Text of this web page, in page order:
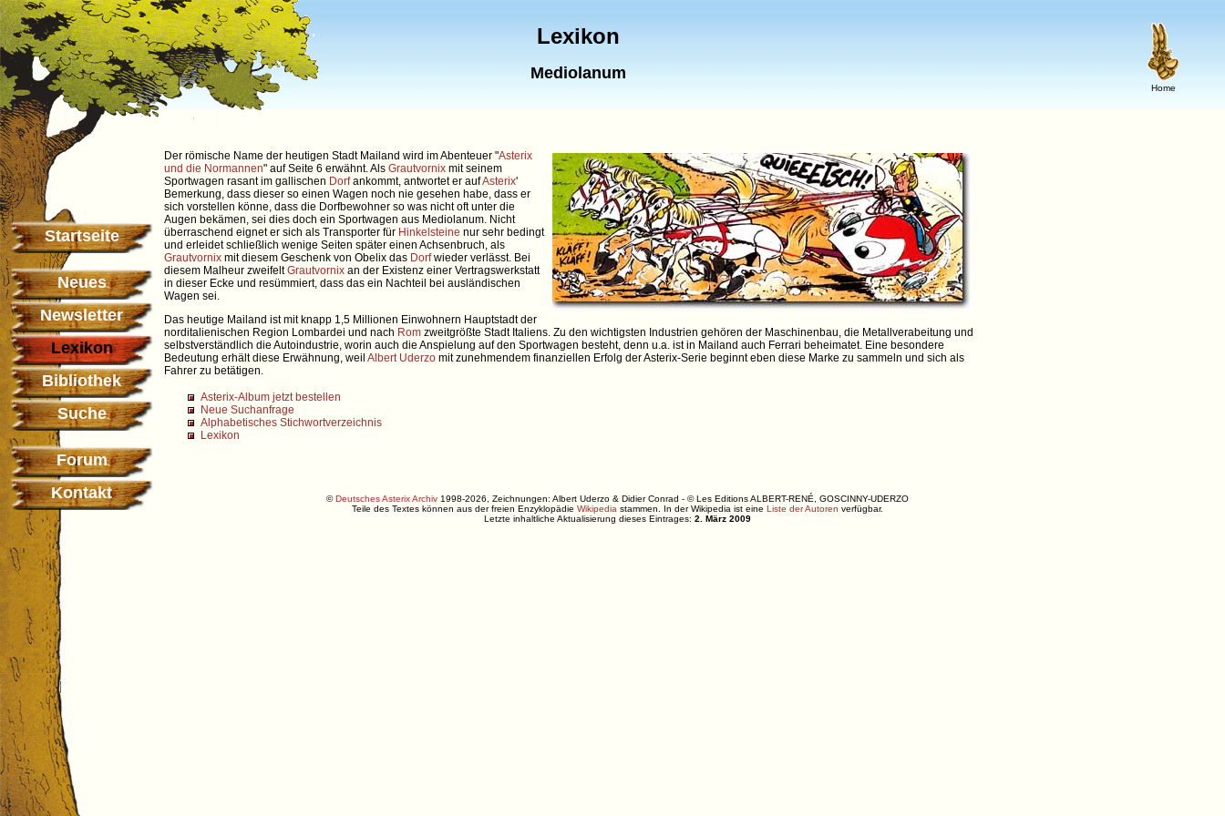
Home
Lexikon
Mediolanum
Startseite
Neues
Newsletter
Lexikon
Bibliothek
Suche
Forum
Kontakt
Der römische Name der heutigen Stadt Mailand wird im Abenteuer "Asterix
und die Normannen" auf Seite 6 erwähnt. Als Grautvornix mit seinem
Sportwagen rasant im gallischen Dorfankommt, antwortet er aufAsterix'
Bemerkung, dass dieser so einen Wagen noch nie gesehen habe, dass er
sich vorstellen könne, dass die Dorfbewohner so was nicht oft unter die
Augen bekämen, sei dies doch ein Sportwagen aus Mediolanum. Nicht
überraschend eignet er sich als Transporter für Hinkelsteine nur sehr bedingt
und erleidet schließlich wenige Seiten später einen Achsenbruch, als
Grautvornix mit diesem Geschenk von Obelix das Dorfwieder verlässt. Bei
diesem Malheur zweifeltGrautvornix an der Existenz einer Vertragswerkstatt
in dieser Ecke und resümmiert, dass das ein Nachteil bei ausländischen
Wagen sei.
Das heutige Mailand ist mit knapp 1,5 Millionen Einwohnern Hauptstadt der
norditalienischen Region Lombardei und nach Rom zweitgrößte Stadt Italiens. Zu den wichtigsten Industrien gehören der Maschinenbau, die Metallverabeitung und
selbstverständlich die Autoindustrie, worin auch die Anspielung auf den Sportwagen besteht, denn u.a. ist in Mailand auch Ferrari beheimatet. Eine besondere
Bedeutung erhält diese Erwähnung, weil Albert Uderzo mit zunehmendem finanziellen Erfolg der Asterix-Serie beginnt eben diese Marke zu sammeln und sich als
Fahrer zu betätigen.
Asterix-Album jetzt bestellen
Neue Suchanfrage
Alphabetisches Stichwortverzeichnis
Lexikon
©Deutsches Asterix Archiv1998-2026, Zeichnungen: Albert Uderzo & Didier Conrad - © Les Editions ALBERT-RENÉ, GOSCINNY-UDERZO
Teile des Textes können aus der freien Enzyklopädie Wikipedia stammen. In der Wikipedia ist eine Liste der Autoren verfügbar.
Letzte inhaltliche Aktualisierung dieses Eintrages: 2. März 2009